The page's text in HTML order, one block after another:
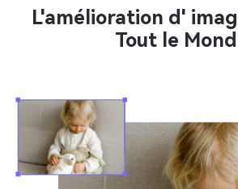
L'amélioration d'
Tout le